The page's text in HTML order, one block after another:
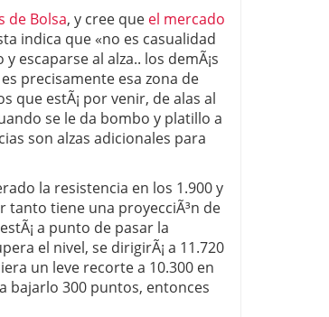
de Bolsa, y cree que el mercado
indica que «no es casualidad
escaparse al alza.. los demÃ¡s
precisamente esa zona de
que estÃ¡ por venir, de alas al
se le da bombo y platillo a
son alzas adicionales para
la resistencia en los 1.900 y
tanto tiene una proyecciÃ³n de
estÃ¡ a punto de pasar la
el nivel, se dirigirÃ¡ a 11.720
un leve recorte a 10.300 en
bajarlo 300 puntos, entonces